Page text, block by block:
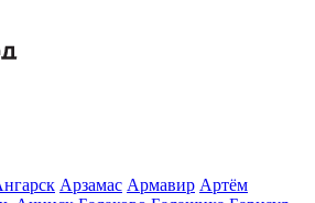
Арзамас Армавир Артём